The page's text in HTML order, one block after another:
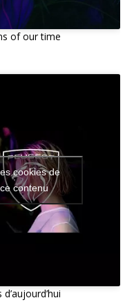
of our time
cookies de
contenu